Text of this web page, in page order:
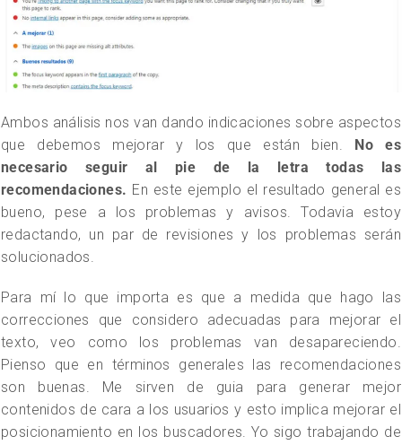
Ambos análisis nos van dando indicaciones sobre aspectos
que debemos mejorar y los que están bien.
No es
necesario seguir al pie de la letra todas las
recomendaciones. En este ejemplo el resultado general es
bueno, pese a los problemas y avisos. Todavia estoy
redactando, un par de revisiones y los problemas serán
solucionados.
Para mí lo que importa es que a medida que hago las
correcciones que considero adecuadas para mejorar el
texto, veo como los problemas van desapareciendo.
Pienso que en términos generales las recomendaciones
son buenas. Me sirven de guia para generar mejor
contenidos de cara a los usuarios y esto implica mejorar el
posicionamiento en los buscadores. Yo sigo trabajando de